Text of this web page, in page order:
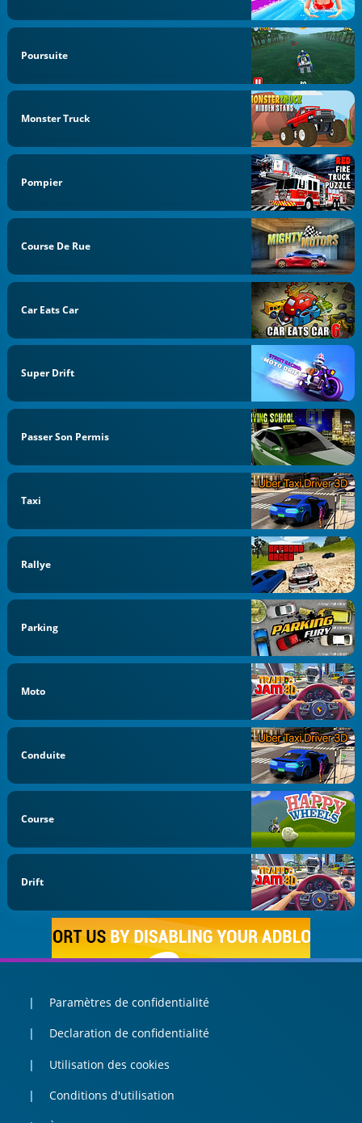
Poursuite
Monster Truck
Pompier
Course De Rue
Car Eats Car
Super Drift
Passer Son Permis
Taxi
Rallye
Parking
Moto
Conduite
Course
Drift
Paramètres de confidentialité
Declaration de confidentialité
Utilisation des cookies
Conditions d'utilisation